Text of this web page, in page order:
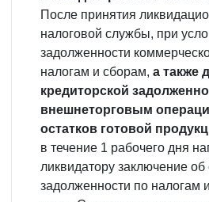
После принятия
налоговой службы, при
задолженности
налогам и сборам, а также
кредиторской
внешнеторговым
остатков готовой
в течение 1 рабочего дня
ликвидатору заключение об
задолженности по налогам